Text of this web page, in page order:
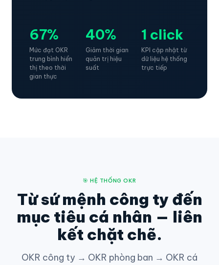
67%
Mức đạt OKR
trung bình hiển
thị theo thời
gian thực
40%
Giảm thời gian
quản trị hiệu
suất
1 click
KPI cập nhật từ
dữ liệu hệ thống
trực tiếp
🎯 HỆ THỐNG OKR
Từ sứ mệnh công ty đến
mục tiêu cá nhân — liên
kết chặt chẽ.
OKR công ty → OKR phòng ban → OKR cá